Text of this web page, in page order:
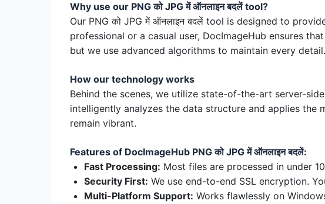
Why use our PNG को JPG में ऑनलाइन बदलें tool?
Our PNG को JPG में ऑनलाइन बदलें tool is designed to
professional or a casual user, DocImageHub ensures
but we use advanced algorithms to maintain every detail.
How our technology works
Behind the scenes, we utilize state-of-the-art server-
intelligently analyzes the data structure and applies the
remain vibrant.
Features of DocImageHub PNG को JPG में ऑनलाइन बदलें:
Fast Processing: Most files are processed in under
Security First: We use end-to-end SSL encryption.
Multi-Platform Support: Works flawlessly on